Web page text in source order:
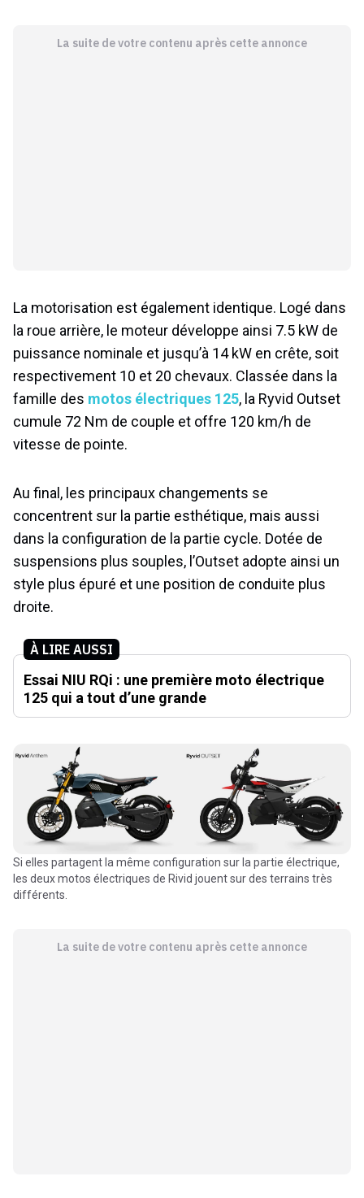
La suite de votre contenu après cette annonce
La motorisation est également identique. Logé dans
la roue arrière, le moteur développe ainsi 7.5 kW de
puissance nominale et jusqu’à 14 kW en crête, soit
respectivement 10 et 20 chevaux. Classée dans la
famille des motos électriques 125, la Ryvid Outset
cumule 72 Nm de couple et offre 120 km/h de
vitesse de pointe.
Au final, les principaux changements se
concentrent sur la partie esthétique, mais aussi
dans la configuration de la partie cycle. Dotée de
suspensions plus souples, l’Outset adopte ainsi un
style plus épuré et une position de conduite plus
droite.
À LIRE AUSSI
Essai NIU RQi : une première moto électrique
125 qui a tout d’une grande
Si elles partagent la même configuration sur la partie électrique,
les deux motos électriques de Rivid jouent sur des terrains très
différents.
La suite de votre contenu après cette annonce